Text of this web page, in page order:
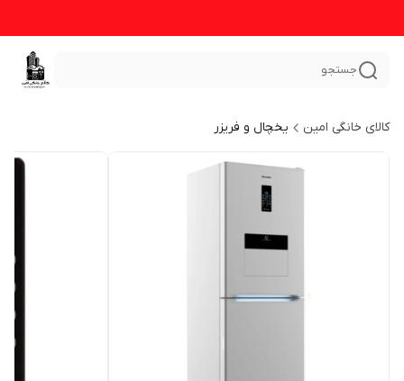
جستجو
کالای خانگی امین یخچال و فریزر